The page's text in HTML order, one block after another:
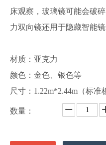
床观察，玻璃镜可能会破
力双向镜还用于隐藏智能镜
材质：亚克力
颜色：金色、银色等
尺寸：1.22m*2.44m（标准
数量：